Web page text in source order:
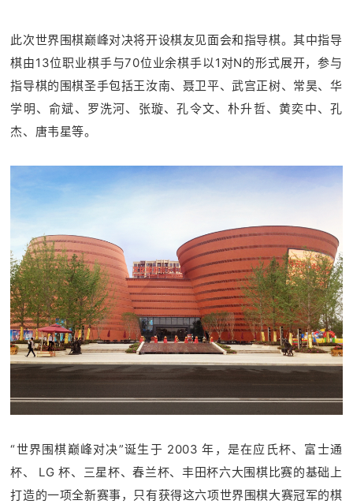
此次世界围棋巅峰对决将开设棋友见面会和指导棋。其中指导
棋由13位职业棋手与70位业余棋手以1对N的形式展开，参与
指导棋的围棋圣手包括王汝南、聂卫平、武宫正树、常昊、华
学明、俞斌、罗洗河、张璇、孔令文、朴升哲、黄奕中、孔
杰、唐韦星等。
“世界围棋巅峰对决”诞生于 2003 年，是在应氏杯、富士通
杯、 LG 杯、三星杯、春兰杯、丰田杯六大围棋比赛的基础上
打造的一项全新赛事，只有获得这六项世界围棋大赛冠军的棋